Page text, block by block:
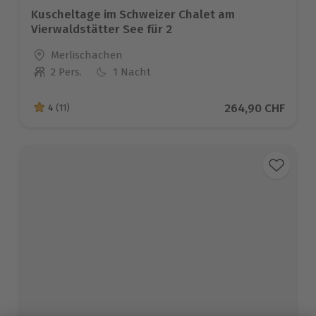
Kuscheltage im Schweizer Chalet am
Vierwaldstätter See für 2
Standort
Merlischachen
Anzahl der Teilnehmer
2 Pers. 1 Nacht
4 von 5 Sternen basierend auf 11 Bewertungen
4 (11) Aktueller Preis
264,90 CHF